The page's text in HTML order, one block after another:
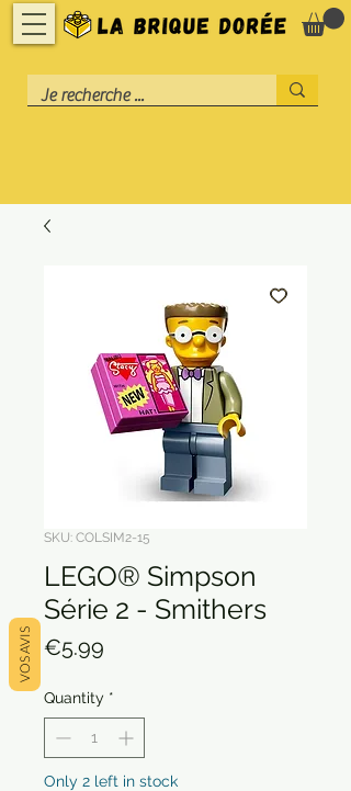
SKU: COLSIM2-15
LEGO® Simpson
Série 2 - Smithers
€5.99
Quantity *
Only 2 left in stock
VOS AVIS